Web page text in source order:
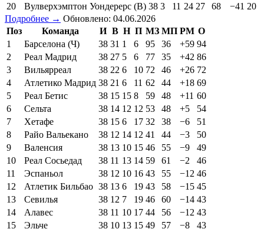
20
Вулверхэмптон Уондерерс (В) 38 3 11 24 27 68 −41 20
Подробнее → Обновлено: 04.06.2026
Поз
Команда И В Н П МЗ МП РМ О
1
Барселона (Ч) 38 31 1 6 95 36 +59 94
2
Реал Мадрид 38 27 5 6 77 35 +42 86
3
Вильярреал 38 22 6 10 72 46 +26 72
4
Атлетико Мадрид 38 21 6 11 62 44 +18 69
5
Реал Бетис 38 15 15 8 59 48 +11 60
6
Сельта 38 14 12 12 53 48 +5
54
7
Хетафе 38 15 6 17 32 38 −6
51
8
Райо Вальекано 38 12 14 12 41 44 −3
50
9
Валенсия 38 13 10 15 46 55 −9
49
10
Реал Сосьедад 38 11 13 14 59 61 −2
46
11
Эспаньол 38 12 10 16 43 55 −12 46
12
Атлетик Бильбао 38 13 6 19 43 58 −15 45
13
Севилья 38 12 7 19 46 60 −14 43
14
Алавес 38 11 10 17 44 56 −12 43
15
Эльче 38 10 13 15 49 57 −8
43